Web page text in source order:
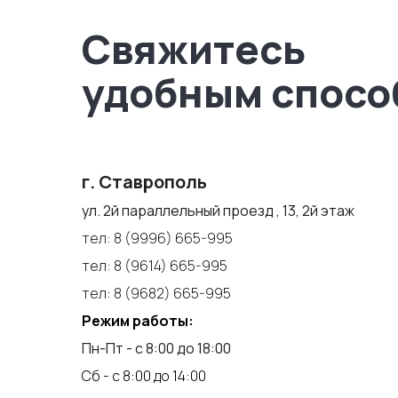
Свяжитесь
удобным
г. Ставрополь
ул. 2й параллельный проезд , 13, 2й этаж
тел: 8 (9996) 665-995
тел: 8 (9614) 665-995
тел: 8 (9682) 665-995
Режим работы:
Пн-Пт - с 8:00 до 18:00
Сб - с 8:00 до 14:00